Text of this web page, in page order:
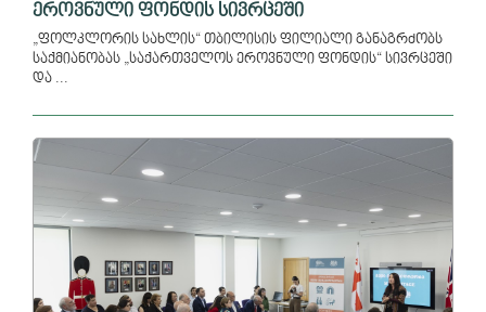
ეროვნული ფონდის სივრცეში
„ფოლკლორის სახლის“ თბილისის ფილიალი განაგრძობს
საქმიანობას „საქართველოს ეროვნული ფონდის“ სივრცეში
და ...